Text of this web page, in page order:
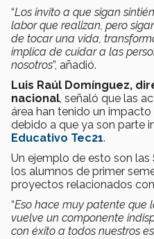
“Los invito a que sigan
labor que realizan, pero
de tocar una vida,
implica de cuidar a las
nosotros”, añadió.
Luis Raúl Domínguez,
nacional, señaló que las
área han tenido un
debido a que ya son parte
Educativo Tec21.
Un ejemplo de esto son las
los alumnos de primer
proyectos relacionados
“Eso hace muy patente que
vuelve un componente
con éxito a todos nuestros